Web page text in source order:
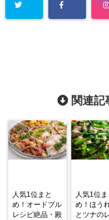
関連記
人気1位まと
め！オードブル
レシピ絶品・殿
人気1位ま
め！ほう
とツナの